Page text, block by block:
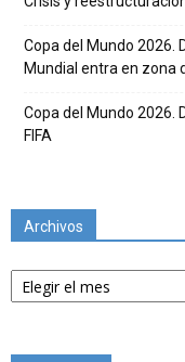
Copa del Mundo 2026.
Mundial entra en zona
Copa del Mundo 2026.
FIFA
Archivos
Archivos